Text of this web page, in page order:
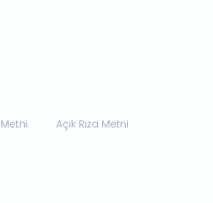
Açık Rıza Metni